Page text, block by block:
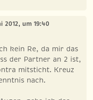
2012, um 19:40
kein Re, da mir das
der Partner an 2 ist,
mitsticht. Kreuz
nach.